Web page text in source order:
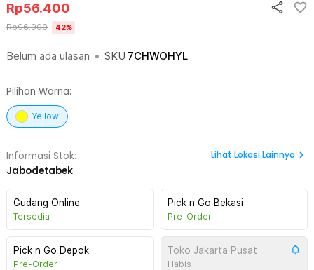
Belum ada ulasan • SKU 7CHWOHYL
Rp56.400
Rp96.900 42%
Pilihan Warna:
Yellow
Informasi Stok:
Jabodetabek
Lihat Lokasi Lainnya
Gudang Online
Tersedia
Pick n Go Bekasi
Pre-Order
Pick n Go Depok
Pre-Order
Toko Jakarta Pusat
Habis